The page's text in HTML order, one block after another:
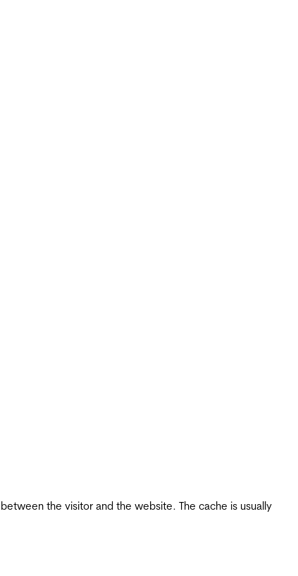
the visitor and the website. The cache is usually